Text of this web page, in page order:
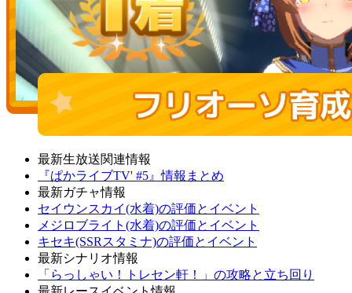
最新生放送関連情報
『ぱかライブTV' #5』情報まとめ
最新ガチャ情報
セイウンスカイ(水着)の評価とイベント
メジロブライト(水着)の評価とイベント
キセキ(SSRスタミナ)の評価とイベント
最新シナリオ情報
「らっしゃい！トレセン軒！」の攻略と立ち回り